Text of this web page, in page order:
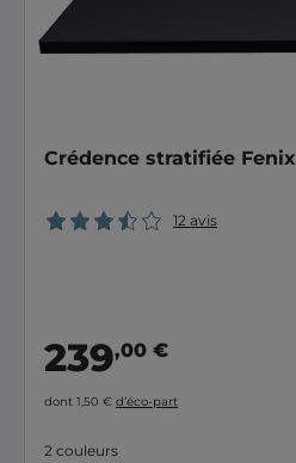
Crédence stratifiée Fenix
12 avis
239,00 €
dont 1,50 € d’éco-part
2 couleurs